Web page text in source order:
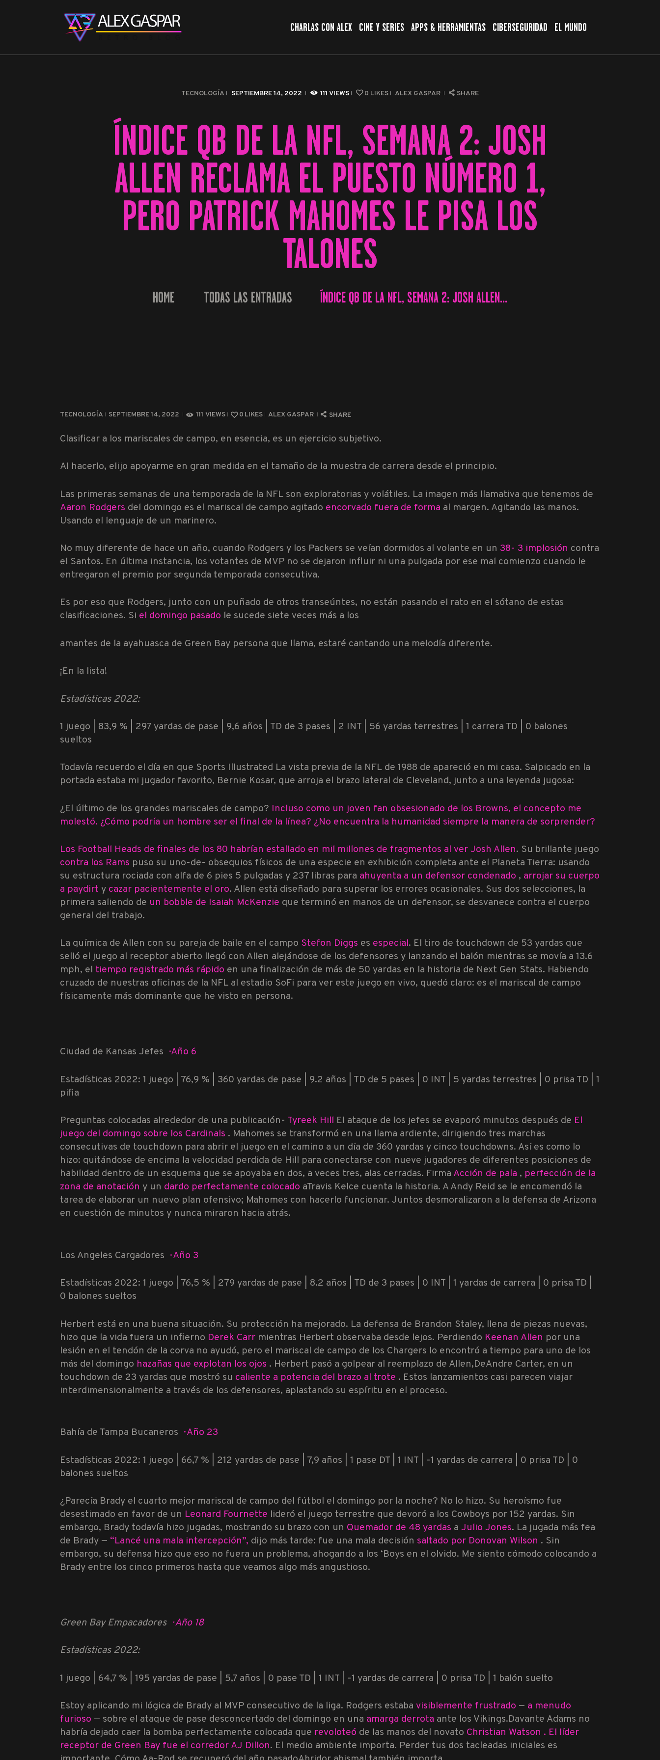
CHARLAS CON ALEX CINE Y SERIES APPS & HERRAMIENTAS CIBERSEGURIDAD EL MUNDO
TECNOLOGÍA SEPTIEMBRE 14, 2022 111 VIEWS 0 LIKES ALEX GASPAR SHARE
ÍNDICE QB DE LA NFL, SEMANA 2: JOSH
ALLEN RECLAMA EL PUESTO NÚMERO 1,
PERO PATRICK MAHOMES LE PISA LOS
TALONES
HOME TODAS LAS ENTRADAS ÍNDICE QB DE LA NFL, SEMANA 2: JOSH ALLEN...
CINE Y SERIES
APPS & HERRAMIENTAS
TECNOLOGÍA SEPTIEMBRE 14, 2022 111 VIEWS 0 LIKES ALEX GASPAR SHARE
Clasificar a los mariscales de campo, en esencia, es un ejercicio subjetivo.
Al hacerlo, elijo apoyarme en gran medida en el tamaño de la muestra de carrera desde el principio.
Las primeras semanas de una temporada de la NFL son exploratorias y volátiles. La imagen más llamativa que tenemos de
Aaron Rodgers del domingo es el mariscal de campo agitado encorvado fuera de forma al margen. Agitando las manos.
Usando el lenguaje de un marinero.
No muy diferente de hace un año, cuando Rodgers y los Packers se veían dormidos al volante en un 38- 3 implosión contra
el Santos. En última instancia, los votantes de MVP no se dejaron influir ni una pulgada por ese mal comienzo cuando le
entregaron el premio por segunda temporada consecutiva.
Es por eso que Rodgers, junto con un puñado de otros transeúntes, no están pasando el rato en el sótano de estas
clasificaciones. Si el domingo pasado le sucede siete veces más a los
amantes de la ayahuasca de Green Bay persona que llama, estaré cantando una melodía diferente.
¡En la lista!
Estadísticas 2022:
1 juego | 83,9 % | 297 yardas de pase | 9,6 años | TD de 3 pases | 2 INT | 56 yardas terrestres | 1 carrera TD | 0 balones
sueltos
Todavía recuerdo el día en que Sports Illustrated La vista previa de la NFL de 1988 de apareció en mi casa. Salpicado en la
portada estaba mi jugador favorito, Bernie Kosar, que arroja el brazo lateral de Cleveland, junto a una leyenda jugosa:
¿El último de los grandes mariscales de campo? Incluso como un joven fan obsesionado de los Browns, el concepto me
molestó. ¿Cómo podría un hombre ser el final de la línea? ¿No encuentra la humanidad siempre la manera de sorprender?
Los Football Heads de finales de los 80 habrían estallado en mil millones de fragmentos al ver Josh Allen. Su brillante juego
contra los Rams puso su uno-de- obsequios físicos de una especie en exhibición completa ante el Planeta Tierra: usando
su estructura rociada con alfa de 6 pies 5 pulgadas y 237 libras para ahuyenta a un defensor condenado , arrojar su cuerpo
a paydirt y cazar pacientemente el oro. Allen está diseñado para superar los errores ocasionales. Sus dos selecciones, la
primera saliendo de un bobble de Isaiah McKenzie que terminó en manos de un defensor, se desvanece contra el cuerpo
general del trabajo.
La química de Allen con su pareja de baile en el campo Stefon Diggs es especial. El tiro de touchdown de 53 yardas que
selló el juego al receptor abierto llegó con Allen alejándose de los defensores y lanzando el balón mientras se movía a 13.6
mph, el tiempo registrado más rápido en una finalización de más de 50 yardas en la historia de Next Gen Stats. Habiendo
cruzado de nuestras oficinas de la NFL al estadio SoFi para ver este juego en vivo, quedó claro: es el mariscal de campo
físicamente más dominante que he visto en persona.
Ciudad de Kansas Jefes ·Año 6
Estadísticas 2022: 1 juego | 76,9 % | 360 yardas de pase | 9.2 años | TD de 5 pases | 0 INT | 5 yardas terrestres | 0 prisa TD | 1
pifia
Preguntas colocadas alrededor de una publicación- Tyreek Hill El ataque de los jefes se evaporó minutos después de El
juego del domingo sobre los Cardinals . Mahomes se transformó en una llama ardiente, dirigiendo tres marchas
consecutivas de touchdown para abrir el juego en el camino a un día de 360 ​​yardas y cinco touchdowns. Así es como lo
hizo: quitándose de encima la velocidad perdida de Hill para conectarse con nueve jugadores de diferentes posiciones de
habilidad dentro de un esquema que se apoyaba en dos, a veces tres, alas cerradas. Firma Acción de pala , perfección de la
zona de anotación y un dardo perfectamente colocado aTravis Kelce cuenta la historia. A Andy Reid se le encomendó la
tarea de elaborar un nuevo plan ofensivo; Mahomes con hacerlo funcionar. Juntos desmoralizaron a la defensa de Arizona
en cuestión de minutos y nunca miraron hacia atrás.
Los Angeles Cargadores ·Año 3
Estadísticas 2022: 1 juego | 76,5 % | 279 yardas de pase | 8.2 años | TD de 3 pases | 0 INT | 1 yardas de carrera | 0 prisa TD |
0 balones sueltos
Herbert está en una buena situación. Su protección ha mejorado. La defensa de Brandon Staley, llena de piezas nuevas,
hizo que la vida fuera un infierno Derek Carr mientras Herbert observaba desde lejos. Perdiendo Keenan Allen por una
lesión en el tendón de la corva no ayudó, pero el mariscal de campo de los Chargers lo encontró a tiempo para uno de los
más del domingo hazañas que explotan los ojos . Herbert pasó a golpear al reemplazo de Allen,DeAndre Carter, en un
touchdown de 23 yardas que mostró su caliente a potencia del brazo al trote . Estos lanzamientos casi parecen viajar
interdimensionalmente a través de los defensores, aplastando su espíritu en el proceso.
Bahía de Tampa Bucaneros ·Año 23
Estadísticas 2022: 1 juego | 66,7 % | 212 yardas de pase | 7,9 años | 1 pase DT | 1 INT | -1 yardas de carrera | 0 prisa TD | 0
balones sueltos
¿Parecía Brady el cuarto mejor mariscal de campo del fútbol el domingo por la noche? No lo hizo. Su heroísmo fue
desestimado en favor de un Leonard Fournette lideró el juego terrestre que devoró a los Cowboys por 152 yardas. Sin
embargo, Brady todavía hizo jugadas, mostrando su brazo con un Quemador de 48 yardas a Julio Jones. La jugada más fea
de Brady — “Lancé una mala intercepción”, dijo más tarde: fue una mala decisión saltado por Donovan Wilson . Sin
embargo, su defensa hizo que eso no fuera un problema, ahogando a los ‘Boys en el olvido. Me siento cómodo colocando a
Brady entre los cinco primeros hasta que veamos algo más angustioso.
Green Bay Empacadores ·Año 18
Estadísticas 2022:
1 juego | 64,7 % | 195 yardas de pase | 5,7 años | 0 pase TD | 1 INT | -1 yardas de carrera | 0 prisa TD | 1 balón suelto
Estoy aplicando mi lógica de Brady al MVP consecutivo de la liga. Rodgers estaba visiblemente frustrado — a menudo
furioso — sobre el ataque de pase desconcertado del domingo en una amarga derrota ante los Vikings.Davante Adams no
habría dejado caer la bomba perfectamente colocada que revoloteó de las manos del novato Christian Watson . El líder
receptor de Green Bay fue el corredor AJ Dillon. El medio ambiente importa. Perder tus dos tacleadas iniciales es